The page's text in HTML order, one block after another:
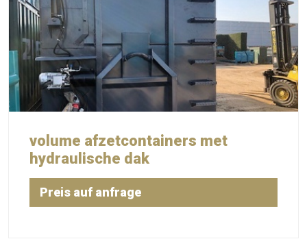
volume afzetcontainers met
hydraulische dak
Preis auf anfrage